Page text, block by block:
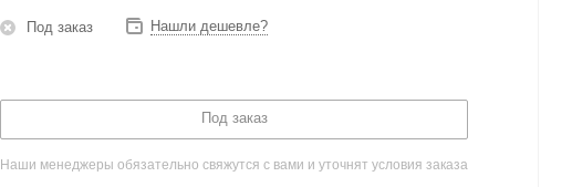
Под заказ Нашли дешевле?
Под заказ
Наши менеджеры обязательно свяжутся с вами и уточнят условия заказа